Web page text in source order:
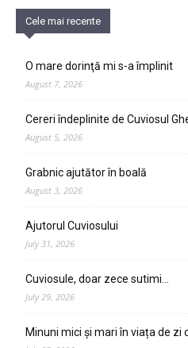
Cele mai recente
O mare dorinţă mi s-a împlinit
August 7, 2026
Cereri îndeplinite de Cuviosul
August 5, 2026
Grabnic ajutător în boală
August 3, 2026
Ajutorul Cuviosului
July 31, 2026
Cuviosule, doar zece sutimi…
July 29, 2026
Minuni mici și mari în viața de zi